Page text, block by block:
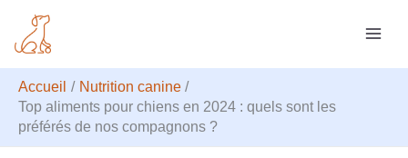
contenu
Accueil
Nutrition canine
Top aliments pour chiens en 2024 : quels sont les
préférés de nos compagnons ?
e
c
h
e